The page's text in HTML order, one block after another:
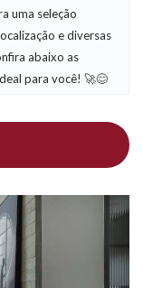
uma seleção
e diversas
abaixo as
para você! 🚀😊